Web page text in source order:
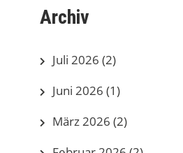
Archiv
Juli 2026 (2)
Juni 2026 (1)
März 2026 (2)